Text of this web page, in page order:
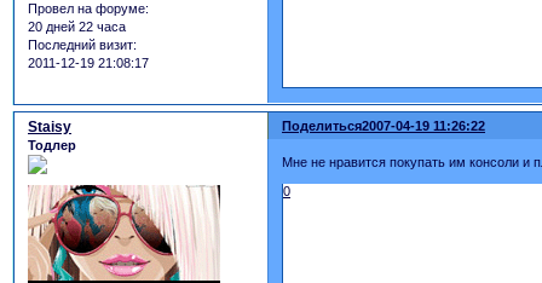
Провел на форуме:
20 дней 22 часа
Последний визит:
2011-12-19 21:08:17
Поделиться2007-04-19 11:26:22
Staisy
Тодлер
Мне не нравится покупать им консоли и
0